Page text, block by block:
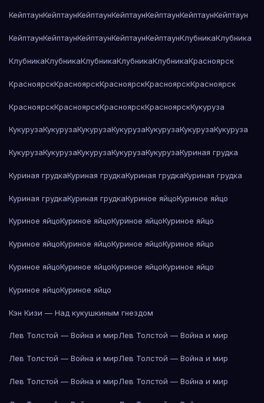
КейптаунКейптаунКейптаунКейптаунКейптаунКейптаунКейптаун
КейптаунКейптаунКейптаунКейптаунКейптаунКлубникаКлубника
КлубникаКлубникаКлубникаКлубникаКлубникаКрасноярск
КрасноярскКрасноярскКрасноярскКрасноярскКрасноярск
КрасноярскКрасноярскКрасноярскКрасноярскКукуруза
КукурузаКукурузаКукурузаКукурузаКукурузаКукурузаКукуруза
КукурузаКукурузаКукурузаКукурузаКукурузаКуриная грудка
Куриная грудкаКуриная грудкаКуриная грудкаКуриная грудка
Куриная грудкаКуриная грудкаКуриное яйцоКуриное яйцо
Куриное яйцоКуриное яйцоКуриное яйцоКуриное яйцо
Куриное яйцоКуриное яйцоКуриное яйцоКуриное яйцо
Куриное яйцоКуриное яйцоКуриное яйцоКуриное яйцо
Куриное яйцоКуриное яйцо
Кэн Кизи — Над кукушкиным гнездом
Лев Толстой — Война и мирЛев Толстой — Война и мир
Лев Толстой — Война и мирЛев Толстой — Война и мир
Лев Толстой — Война и мирЛев Толстой — Война и мир